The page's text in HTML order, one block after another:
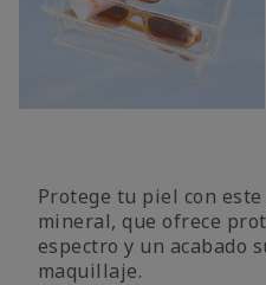
Protege tu piel con
mineral, que ofrece
espectro y un acabado
maquillaje.